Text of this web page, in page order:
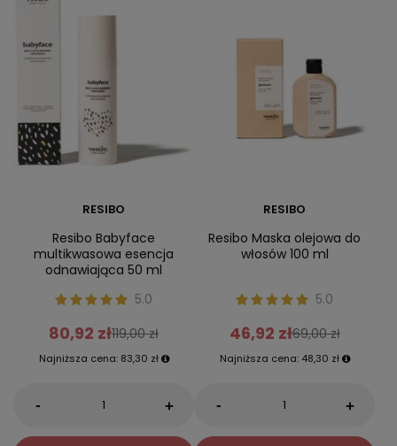
RESIBO
Resibo Babyface
multikwasowa esencja
odnawiająca 50 ml
5.0
80,92 zł119,00 zł
Najniższa cena: 83,30 zł
- +
RESIBO
Resibo Maska olejowa do
włosów 100 ml
5.0
46,92 zł69,00 zł
Najniższa cena: 48,30 zł
- +